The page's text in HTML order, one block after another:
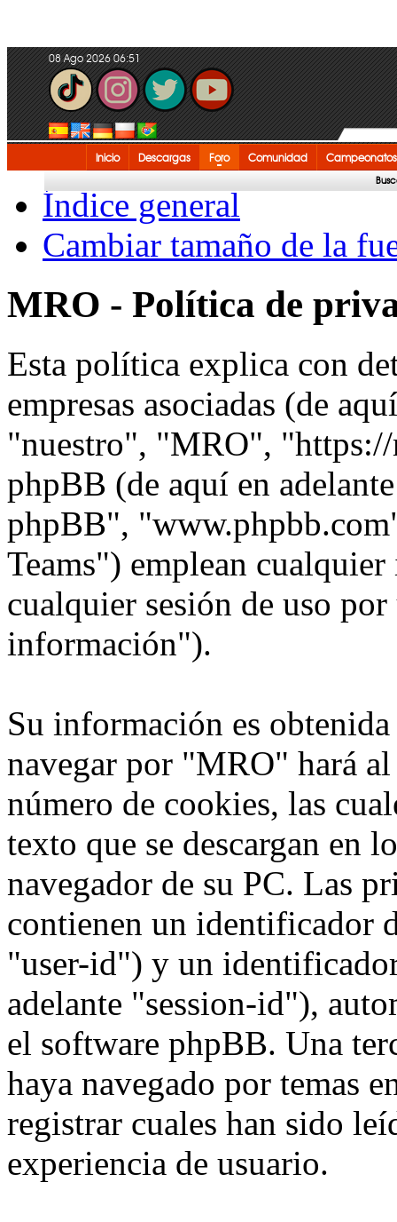
08 Ago 2026 06:51
Inicio Descargas Foro Comunidad Campeonatos
Índice general
Cambiar tamaño de la
MRO - Política de
Esta política explica con
empresas asociadas (de
"nuestro", "MRO",
phpBB (de aquí en
phpBB",
Teams") emplean
cualquier sesión de uso
información").
Su información es
navegar por "MRO" hará
número de cookies, las
texto que se descargan en
navegador de su PC. Las
contienen un identificador
"user-id") y un
adelante "session-id"),
el software phpBB. Una
haya navegado por temas
registrar cuales han sido
experiencia de usuario.